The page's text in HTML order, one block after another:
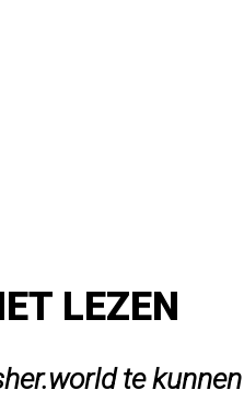
LEZEN
te kunnen